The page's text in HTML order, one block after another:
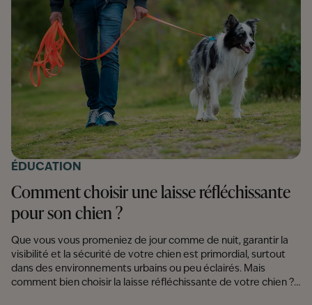
environnement pour avoir un compagnon heureux et équilibré.
ÉDUCATION
Comment choisir une laisse réfléchissante
pour son chien ?
Que vous vous promeniez de jour comme de nuit, garantir la
visibilité et la sécurité de votre chien est primordial, surtout
dans des environnements urbains ou peu éclairés. Mais
comment bien choisir la laisse réfléchissante de votre chien ?